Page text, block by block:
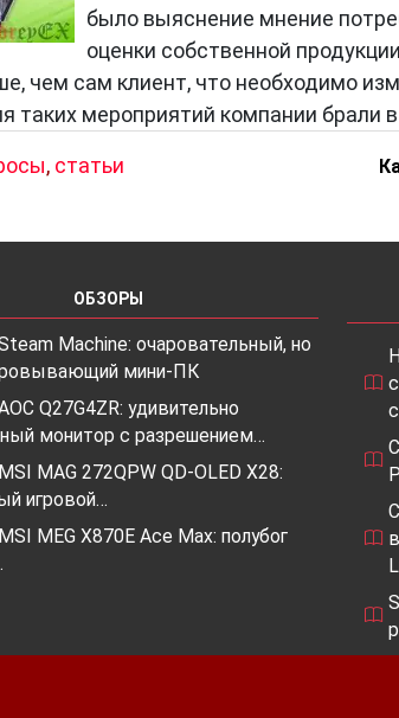
было выяснение мнение
оценки собственной
чем сам клиент, что необходимо
таких мероприятий компании брали
, статьи
ОБЗОРЫ
Machine: очаровательный, но
мини-ПК
Q27G4ZR: удивительно
монитор с разрешением…
MAG 272QPW QD-OLED X28:
игровой…
MEG X870E Ace Max: полубог